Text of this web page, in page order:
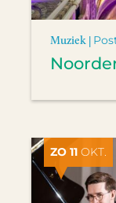
Muziek |
ZO 11 OKT.